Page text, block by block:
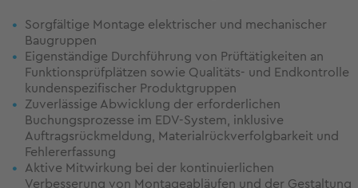
Sorgfältige Montage elektrischer und mechanischer
Baugruppen
Eigenständige Durchführung von Prüftätigkeiten an
Funktionsprüfplätzen sowie Qualitäts- und Endkontrolle
kundenspezifischer Produktgruppen
Zuverlässige Abwicklung der erforderlichen
Buchungsprozesse im EDV-System, inklusive
Auftragsrückmeldung, Materialrückverfolgbarkeit und
Fehlererfassung
Aktive Mitwirkung bei der kontinuierlichen
Verbesserung von Montageabläufen und der Gestaltung